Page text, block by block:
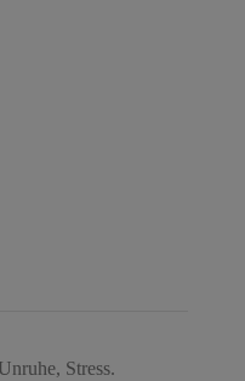
Stress.